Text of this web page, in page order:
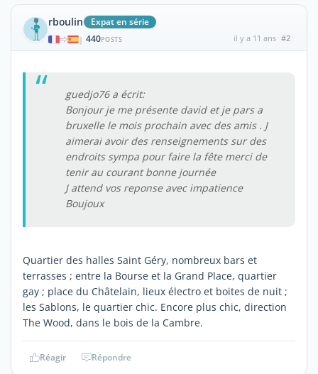
rboulin Expat en série
| 440POSTS il y a 11 ans #2
guedjo76 a écrit:
Bonjour je me présente david et je pars a
bruxelle le mois prochain avec des amis . J
aimerai avoir des renseignements sur des
endroits sympa pour faire la fête merci de
tenir au courant bonne journée
J attend vos reponse avec impatience
Boujoux
Quartier des halles Saint Géry, nombreux bars et
terrasses ; entre la Bourse et la Grand Place, quartier
gay ; place du Châtelain, lieux électro et boites de nuit ;
les Sablons, le quartier chic. Encore plus chic, direction
The Wood, dans le bois de la Cambre.
Réagir Répondre